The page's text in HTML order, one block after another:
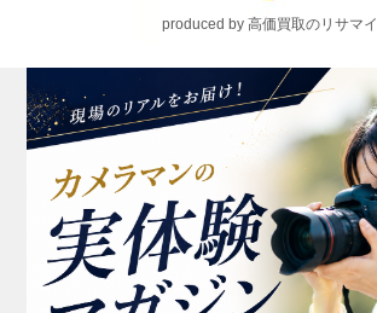
produced by 高価買取のリサマイ